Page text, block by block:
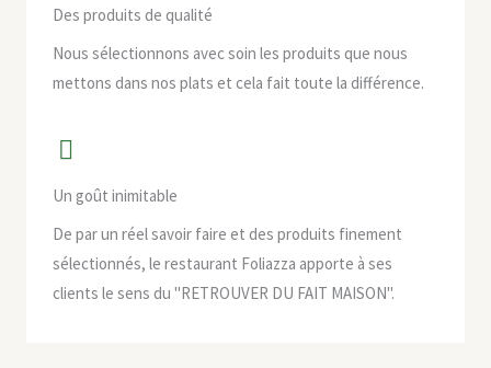
Des produits de qualité
Nous sélectionnons avec soin les produits que nous
mettons dans nos plats et cela fait toute la différence.
Un goût inimitable
De par un réel savoir faire et des produits finement
sélectionnés, le restaurant Foliazza apporte à ses
clients le sens du "RETROUVER DU FAIT MAISON".